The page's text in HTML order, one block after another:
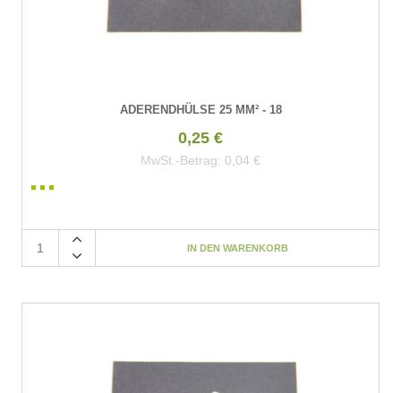
ADERENDHÜLSE 25 MM² - 18
0,25 €
MwSt.-Betrag: 0,04 €